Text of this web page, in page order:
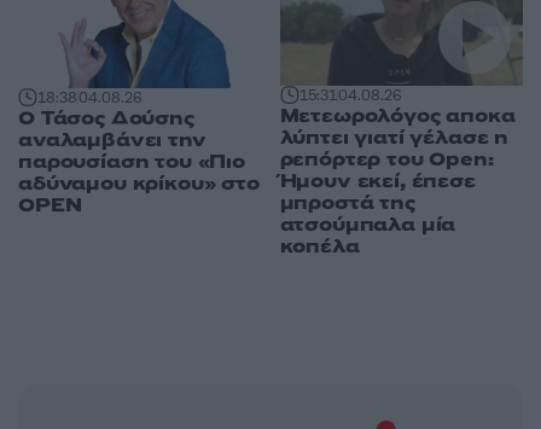
18:3804.08.26
Ο Τάσος Δούσης
αναλαμβάνει την
παρουσίαση του «Πιο
αδύναμου κρίκου» στο
OPEN
15:3104.08.26
Μετεωρολόγος αποκα
λύπτει γιατί γέλασε η
ρεπόρτερ του Open:
Ήμουν εκεί, έπεσε
μπροστά της
ατσούμπαλα μία
κοπέλα